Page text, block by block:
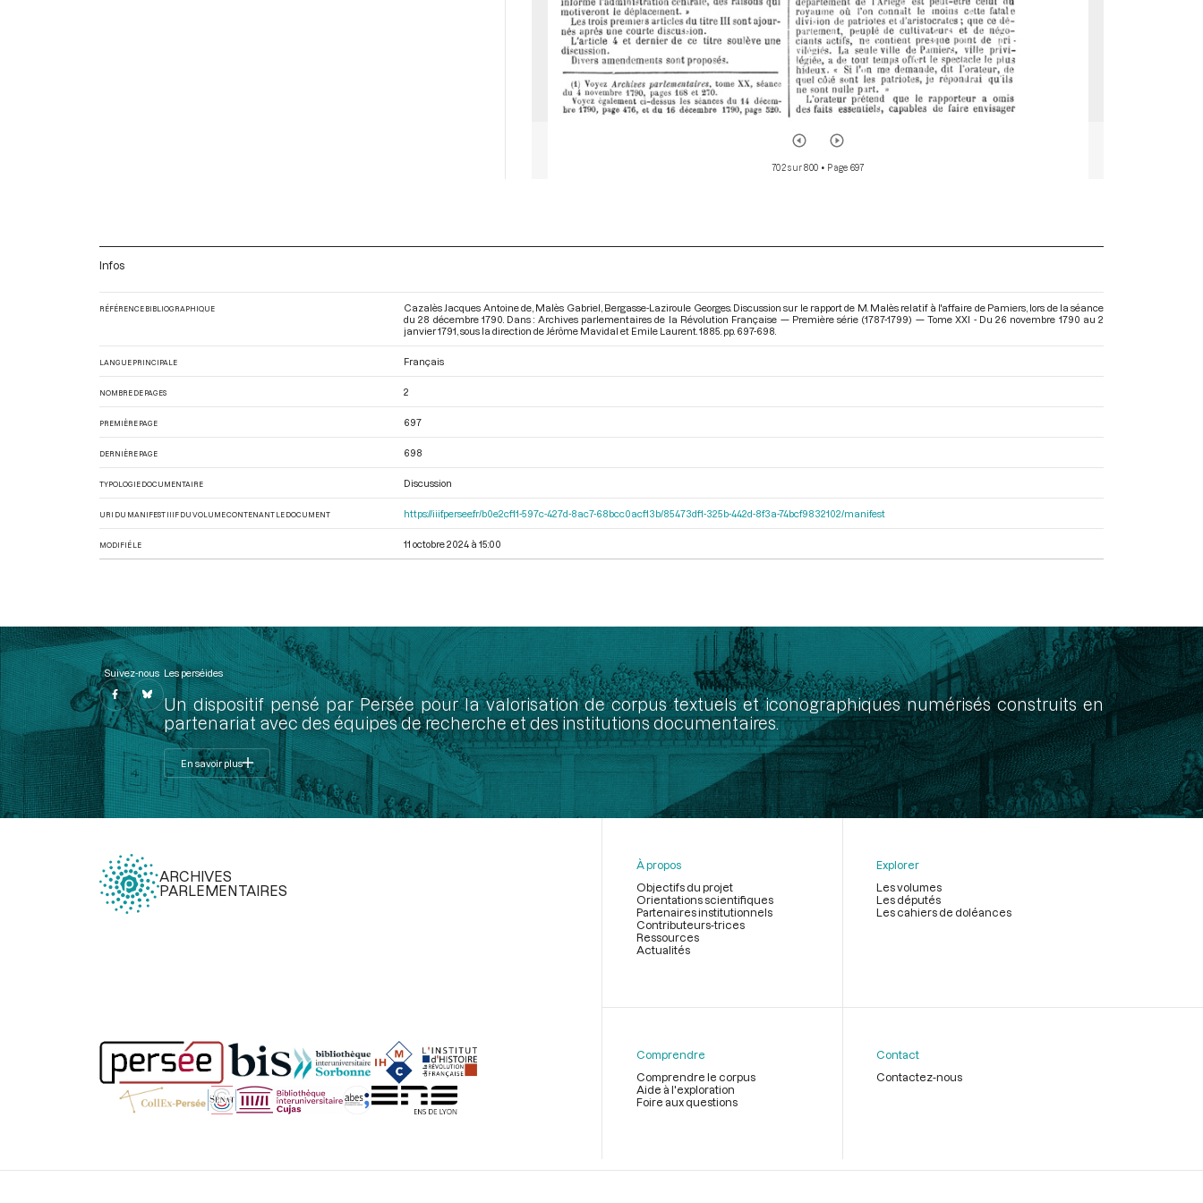
702 sur 800 • Page 697
Infos
RÉFÉRENCE BIBLIOGRAPHIQUE
Cazalès Jacques Antoine de, Malès Gabriel, Bergasse-Laziroule Georges. Discussion sur le rapport de M. Malès relatif à l'affaire de Pamiers, lors de la séance
du 28 décembre 1790. Dans : Archives parlementaires de la Révolution Française — Première série (1787-1799) — Tome XXI - Du 26 novembre 1790 au 2
janvier 1791 , sous la direction de Jérôme Mavidal et Emile Laurent. 1885. pp. 697-698.
LANGUE PRINCIPALE Français
NOMBRE DE PAGES 2
PREMIÈRE PAGE 697
DERNIÈRE PAGE 698
TYPOLOGIE DOCUMENTAIRE Discussion
URI DU MANIFEST IIIF DU VOLUME CONTENANT LE DOCUMENT https://iiif.persee.fr/b0e2cf11-597c-427d-8ac7-68bcc0acf13b/85473df1-325b-442d-8f3a-74bcf9832102/manifest
MODIFIÉ LE 11 octobre 2024 à 15:00
Suivez-nous Les perséides
Un dispositif pensé par Persée pour la valorisation de corpus textuels et iconographiques numérisés construits en
partenariat avec des équipes de recherche et des institutions documentaires.
En savoir plus
ARCHIVES
PARLEMENTAIRES
page
À propos
Objectifs du projet
Orientations scientifiques
Partenaires institutionnels
Contributeurs-trices
Ressources
Actualités
Explorer
Les volumes
Les députés
Les cahiers de doléances
Comprendre
Comprendre le corpus
Aide à l'exploration
Foire aux questions
Contact
Contactez-nous
Légal